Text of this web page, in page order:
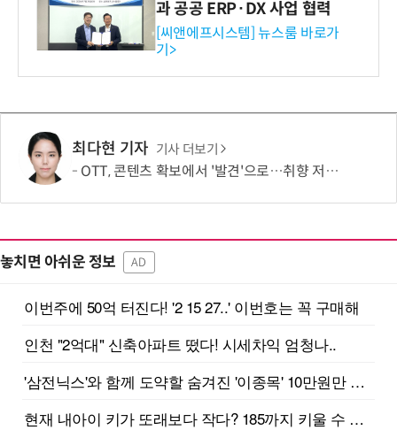
과 공공 ERP·DX 사업 협력
[씨앤에프시스템] 뉴스룸 바로가
기>
최다현 기자 기사 더보기
OTT, 콘텐츠 확보에서 '발견'으로…취향 저격이 이탈 막는다
놓치면 아쉬운 정보 AD